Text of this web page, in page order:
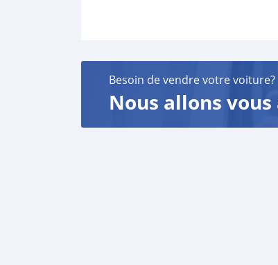
Besoin de vendre votre voiture?
Nous allons